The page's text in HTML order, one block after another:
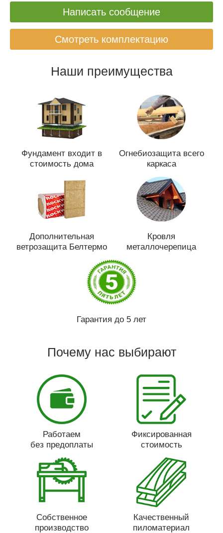
Написать сообщение
Смотреть комплектацию
Наши преимущества
Фундамент входит в
стоимость дома
Огнебиозащита всего
каркаса
Дополнительная
ветрозащита Белтермо
Кровля
металлочерепица
Гарантия до 5 лет
Почему нас выбирают
Работаем
без предоплаты
Фиксированная
стоимость
Собственное
производство
Качественный
пиломатериал